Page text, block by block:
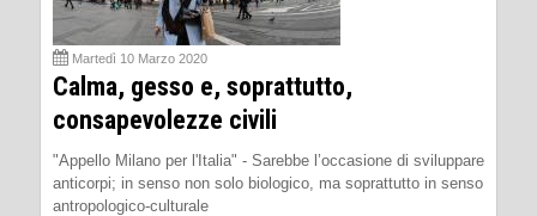
Martedì 10 Marzo 2020
Calma, gesso e, soprattutto,
consapevolezze civili
"Appello Milano per l'Italia" - Sarebbe l’occasione di sviluppare
anticorpi; in senso non solo biologico, ma soprattutto in senso
antropologico-culturale